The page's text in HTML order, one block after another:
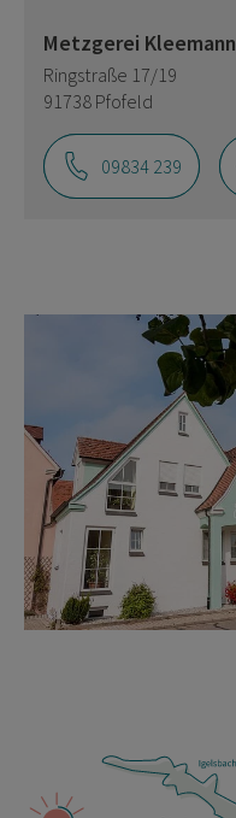
Metzgerei Kleemann
Ringstraße 17/19
91738 Pfofeld
09834 239